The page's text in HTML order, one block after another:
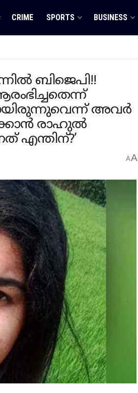
CRIME SPORTS BUSINESS
ബിജെപി!!
അവർ
രാഹുൽ
എന്തിന്?’
AA